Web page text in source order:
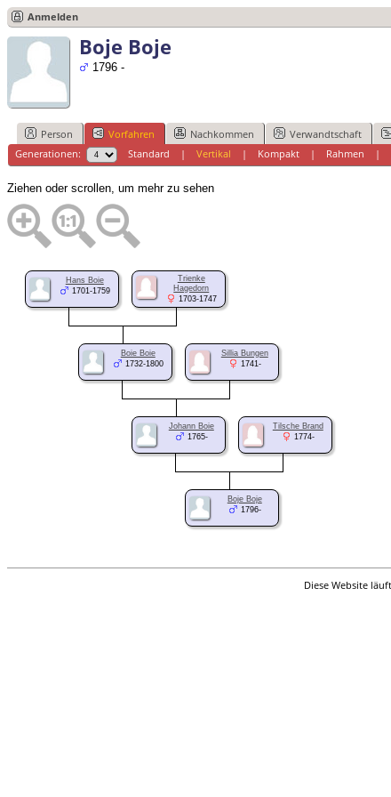
Anmelden
Boje Boje
1796 -
Person Vorfahren Nachkommen Verwandtschaft
Generationen:
Standard | Vertikal | Kompakt| Rahmen |
Ziehen oder scrollen, um mehr zu sehen
Hans Boie
1701-1759
Trienke
Hagedorn
1703-1747
Boie Boie
1732-1800
Sillia Bungen
1741-
Johann Boie
1765-
Tilsche Brand
1774-
Boje Boje
1796-
Diese Website